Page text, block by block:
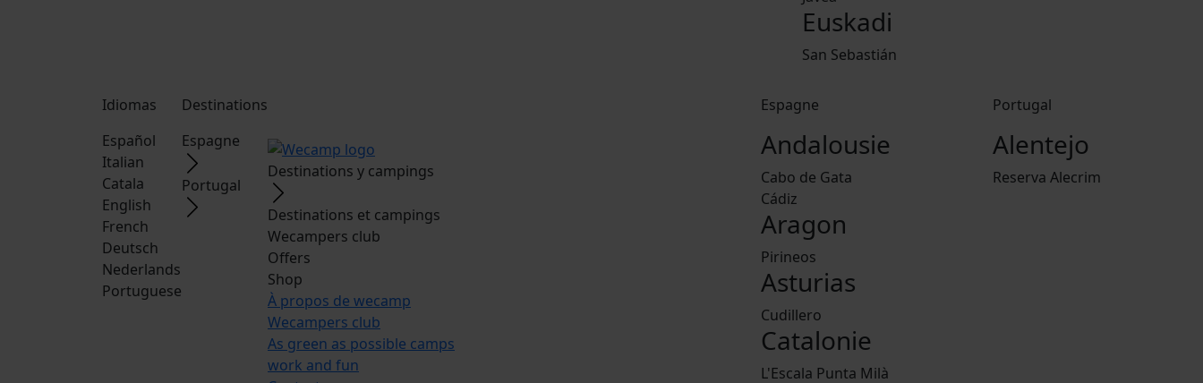
Euskadi
San Sebastián
Idiomas
Español
Italian
Catala
English
French
Deutsch
Nederlands
Portuguese
Destinations
Espagne
Portugal
Destinations y campings
Destinations et campings
Wecampers club
Offers
Shop
À propos de wecamp
Wecampers club
As green as possible camps
work and fun
Espagne
Andalousie
Cabo de Gata
Cádiz
Aragon
Pirineos
Asturias
Cudillero
Catalonie
L'Escala Punta Milà
Portugal
Alentejo
Reserva Alecrim